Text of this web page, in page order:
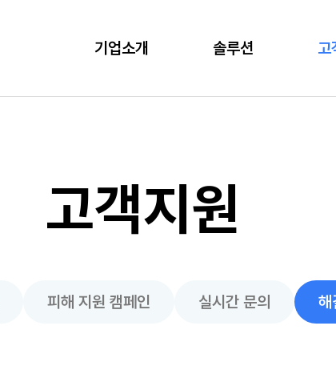
기업소개 솔루션 고
고객지원
피해 지원 캠페인 실시간 문의 해